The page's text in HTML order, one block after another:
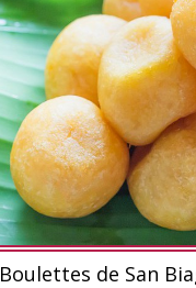
Boulettes de San